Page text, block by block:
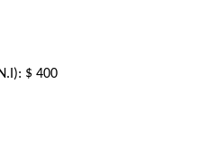
$ 400